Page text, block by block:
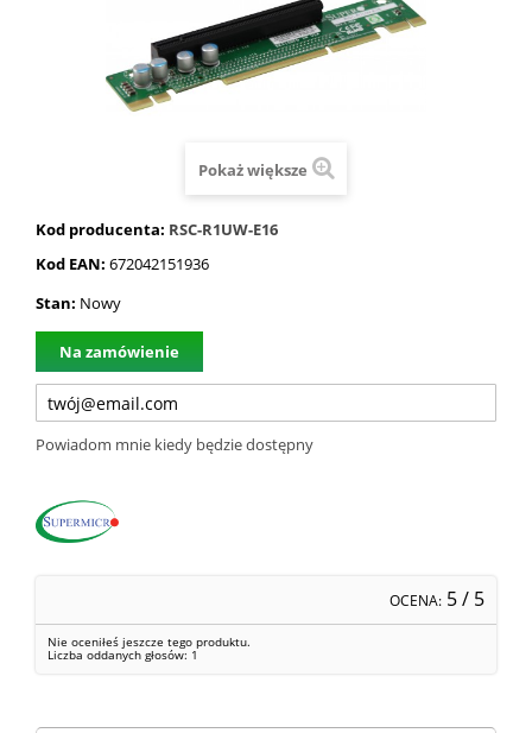
Pokaż większe
Kod producenta: RSC-R1UW-E16
Kod EAN: 672042151936
Stan: Nowy
Na zamówienie
Powiadom mnie kiedy będzie dostępny
OCENA: 5/ 5
Nie oceniłeś jeszcze tego produktu.
Liczba oddanych głosów: 1